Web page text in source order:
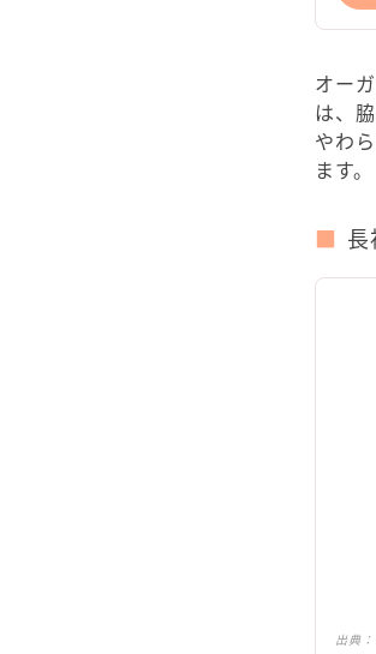
オー
は、
やわ
ます。
出典：